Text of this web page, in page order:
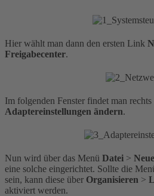
Hier wählt man dann den ersten Link
Freigabecenter.
Im folgenden Fenster findet man
Adaptereinstellungen ändern.
Nun wird über das Menü Datei > Neue
eine solche eingerichtet. Sollte die
sein, kann diese über Organisieren >
aktiviert werden.